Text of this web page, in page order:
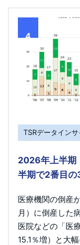
4
TSRデータインサ
2026年上半期
半期で2番目
医療機関の倒産
月）に倒産した
医院などの「医
15.1％増）と大